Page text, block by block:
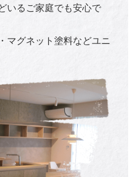
いるご家庭でも安心で
マグネット塗料などユニ